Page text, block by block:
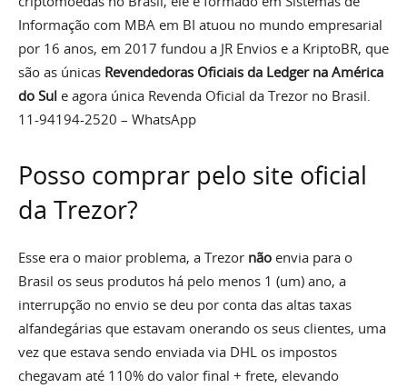
Informação com MBA em BI atuou no mundo empresarial
por 16 anos, em 2017 fundou a JR Envios e a KriptoBR, que
são as únicas Revendedoras Oficiais da Ledger na América
do Sul e agora única Revenda Oficial da Trezor no Brasil.
11-94194-2520 – WhatsApp
Posso comprar pelo site oficial
da Trezor?
Esse era o maior problema, a Trezor não envia para o
Brasil os seus produtos há pelo menos 1 (um) ano, a
interrupção no envio se deu por conta das altas taxas
alfandegárias que estavam onerando os seus clientes, uma
vez que estava sendo enviada via DHL os impostos
chegavam até 110% do valor final + frete, elevando